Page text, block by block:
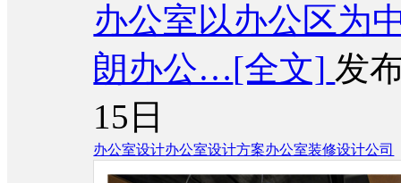
办公室以办公区为
朗办公…[全文] 发
15日
办公室设计办公室设计方案办公室装修设计公司